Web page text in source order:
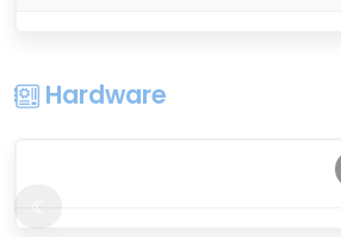
Hardware